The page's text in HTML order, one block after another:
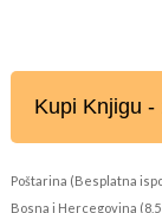
Kupi Knjigu -
Poštarina (Besplatna
Bosna i Hercegovina (8,5